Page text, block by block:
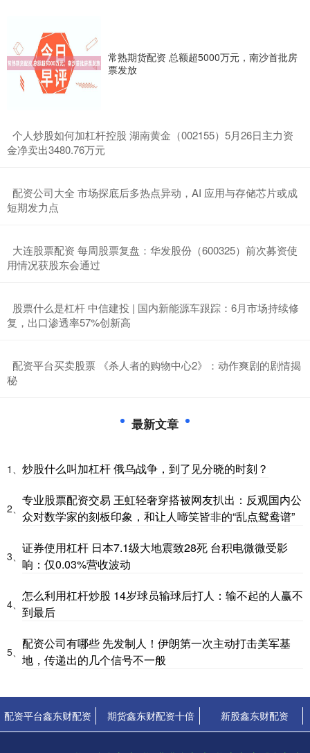
常熟期货配资 总额超5000万元，南沙首批房
票发放
​个人炒股如何加杠杆控股 湖南黄金（002155）5月26日主力资
金净卖出3480.76万元
​配资公司大全 市场探底后多热点异动，AI 应用与存储芯片或成
短期发力点
​大连股票配资 每周股票复盘：华发股份（600325）前次募资使
用情况获股东会通过
​股票什么是杠杆 中信建投 | 国内新能源车跟踪：6月市场持续修
复，出口渗透率57%创新高
​配资平台买卖股票 《杀人者的购物中心2》：动作爽剧的剧情揭
秘
最新文章
1、 炒股什么叫加杠杆 俄乌战争，到了见分晓的时刻？
2、
专业股票配资交易 王虹轻奢穿搭被网友扒出：反观国内公
众对数学家的刻板印象，和让人啼笑皆非的“乱点鸳鸯谱”
3、
证券使用杠杆 日本7.1级大地震致28死 台积电微微受影
响：仅0.03%营收波动
4、
怎么利用杠杆炒股 14岁球员输球后打人：输不起的人赢不
到最后
5、
配资公司有哪些 先发制人！伊朗第一次主动打击美军基
地，传递出的几个信号不一般
配资平台鑫东财配资 期货鑫东财配资十倍 新股鑫东财配资